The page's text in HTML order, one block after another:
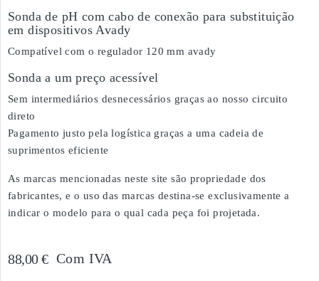
Sonda de pH com cabo de conexão para substituição
em dispositivos Avady
Compatível com o regulador 120 mm avady
Sonda a um preço acessível
Sem intermediários desnecessários graças ao nosso circuito
direto
Pagamento justo pela logística graças a uma cadeia de
suprimentos eficiente
As marcas mencionadas neste site são propriedade dos
fabricantes, e o uso das marcas destina-se exclusivamente a
indicar o modelo para o qual cada peça foi projetada.
88,00 € Com IVA